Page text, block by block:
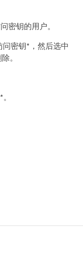
密钥的用户。
密钥*，然后选中
。